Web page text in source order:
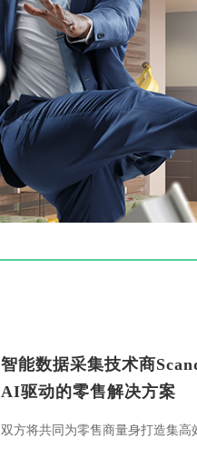
智能数据采集技术商
AI驱动的零售解决方案
双方将共同为零售商量身打造集高